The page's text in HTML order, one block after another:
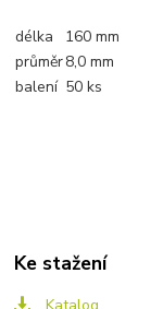
délka
160 mm
průměr8,0 mm
balení 50 ks
Ke stažení
Katalog